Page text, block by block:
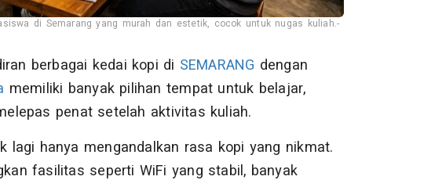
di Semarang yang murah dan estetik, cocok untuk nugas kuliah.-
berbagai kedai kopi di SEMARANG dengan
memiliki banyak pilihan tempat untuk belajar,
penat setelah aktivitas kuliah.
lagi hanya mengandalkan rasa kopi yang nikmat.
fasilitas seperti WiFi yang stabil, banyak